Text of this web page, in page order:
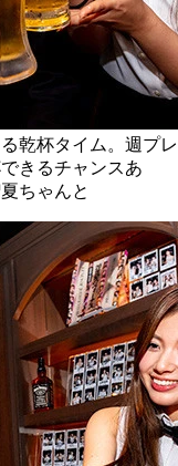
乾杯タイム。週プレ
きるチャンスあ
ちゃんと